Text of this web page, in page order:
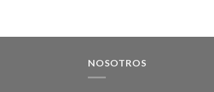
NOSOTROS